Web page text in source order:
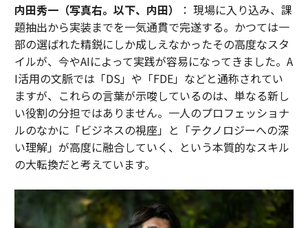
内田秀一（写真右。以下、内田）
： 現場に入り込み、課
題抽出から実装までを一気通貫で完遂する。かつては一
部の選ばれた精鋭にしか成しえなかったその高度なスタ
イルが、今やAIによって実践が容易になってきました。A
I活用の文脈では「DS」や「FDE」などと通称されてい
ますが、これらの言葉が示唆しているのは、単なる新し
い役割の分担ではありません。一人のプロフェッショナ
ルのなかに「ビジネスの視座」と「テクノロジーへの深
い理解」が高度に融合していく、という本質的なスキル
の大転換だと考えています。